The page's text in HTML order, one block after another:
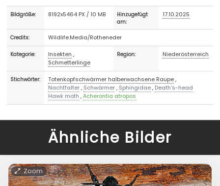
Bildgröße: 8192x5464 PX / 10 MB
Hinzugefügt
am:
17.10.2025
Credits: Wildlife.Media/Rotheneder
Kategorie: Insekten ,
Schmetterlinge
Region: Niederösterreich
Stichwörter: Totenkopfschwärmer halberwachsene Raupe,
Nachtfalter, Schwärmer, Sphingidae, Death's-head
Hawk moth ,Acherontia atropos
Ähnliche Bilder
Zoom